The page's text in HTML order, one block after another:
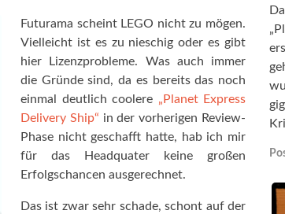
Futurama scheint LEGO nicht zu mögen.
Vielleicht ist es zu nieschig oder es gibt
hier Lizenzprobleme. Was auch immer
die Gründe sind, da es bereits das noch
einmal deutlich coolere „Planet Express
Delivery Ship“ in der vorherigen Review-
Phase nicht geschafft hatte, hab ich mir
für das Headquater keine großen
Erfolgschancen ausgerechnet.
Das ist zwar sehr schade, schont auf der